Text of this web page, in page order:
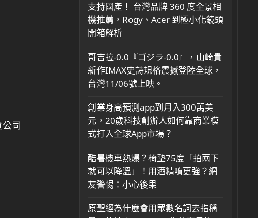
司
支持國產！ 台灣品牌 360 度全景相
機推薦，Rogy、Acer 到極小化鏡頭
開箱解析
哥吉拉-0.0『ゴジラ-0.0』，山崎貴
新作IMAX史詩規格震撼登陸全球，
台灣11/06號上映。
創業身高預測app到月入300萬美
元，20歲科技創辦人如何靠商業模
式打入全球App市場？
酷暑機車熱爆？椅墊75度「拍兩下
就可以降溫」！用酒精噴更強？網
友警惕：小心後果
原聖經為什麼會用眾數名詞去指稱